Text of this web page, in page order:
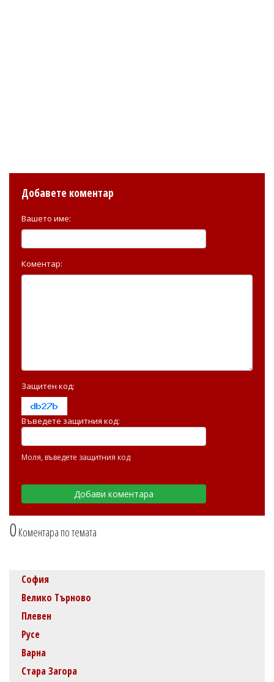
0Коментара по темата
Добавете коментар
Вашето име:
Коментар:
Защитен код:
Въведете защитния код:
Моля, въведете защитния код
София
Велико Търново
Плевен
Русе
Варна
Стара Загора